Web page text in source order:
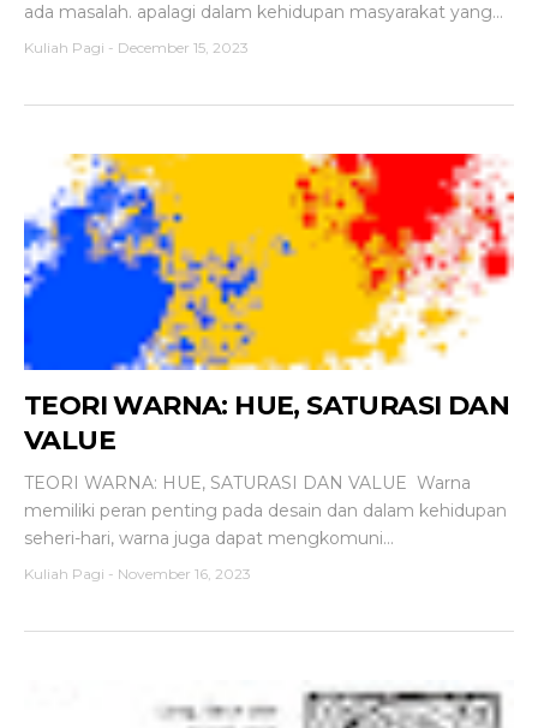
ada masalah. apalagi dalam kehidupan masyarakat yang...
Kuliah Pagi - December 15, 2023
TEORI WARNA: HUE, SATURASI DAN
VALUE
TEORI WARNA: HUE, SATURASI DAN VALUE Warna
memiliki peran penting pada desain dan dalam kehidupan
seheri-hari, warna juga dapat mengkomuni...
Kuliah Pagi - November 16, 2023